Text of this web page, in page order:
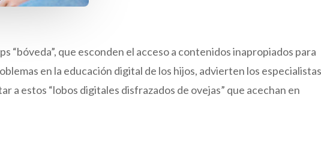
“bóveda”, que esconden el acceso a contenidos inapropiados para
en la educación digital de los hijos, advierten los
a estos “lobos digitales disfrazados de ovejas” que acechan en